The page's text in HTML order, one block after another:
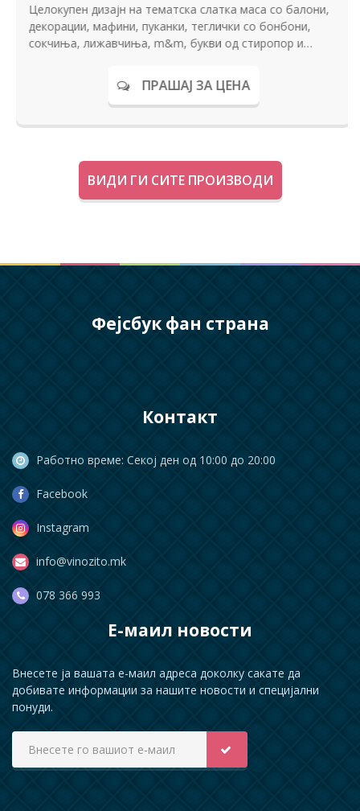
Целокупен дизајн на тематска слатка маса со балони,
декорации, мафини, пуканки, теглички со бонбони,
сокчиња, лижавчиња, m&m, букви од стиропор и
ПРАШАЈ ЗА ЦЕНА
ВИДИ ГИ СИТЕ ПРОИЗВОДИ
Фејсбук фан страна
Контакт
Работно време: Секој ден од 10:00 до 20:00
Facebook
Instagram
info@vinozito.mk
078 366 993
Е-маил новости
Внесете ја вашата е-маил адреса доколку сакате да
добивате информации за нашите новости и специјални
понуди.